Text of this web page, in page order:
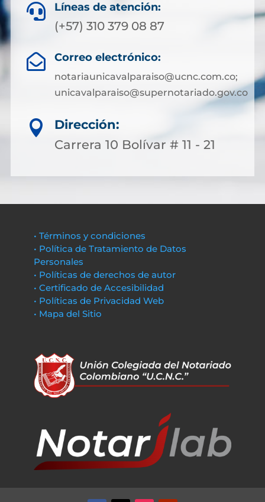
 Líneas de atención:
(+57) 310 379 08 87
 Correo electrónico:
notariaunicavalparaiso@ucnc.com.co;
unicavalparaiso@supernotariado.gov.co

Dirección:
Carrera 10 Bolívar # 11 - 21
• Términos y condiciones
• Política de Tratamiento de Datos
Personales
• Políticas de derechos de autor
• Certificado de Accesibilidad
• Políticas de Privacidad Web
• Mapa del Sitio